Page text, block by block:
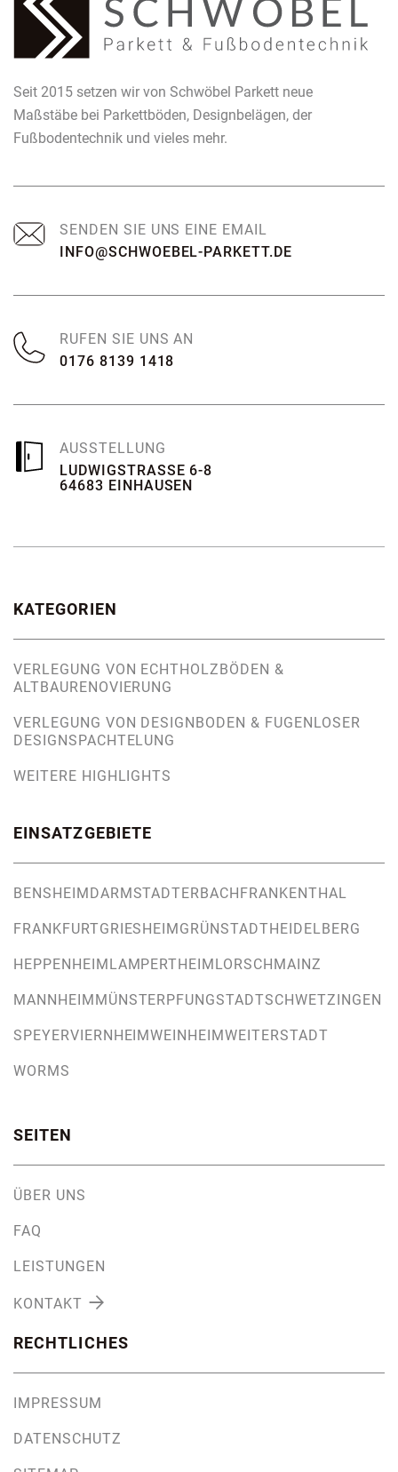
Seit 2015 setzen wir von Schwöbel Parkett neue
Maßstäbe bei Parkettböden, Designbelägen, der
Fußbodentechnik und vieles mehr.
SENDEN SIE UNS EINE EMAIL
INFO@SCHWOEBEL-PARKETT.DE
RUFEN SIE UNS AN
0176 8139 1418
AUSSTELLUNG
LUDWIGSTRASSE 6-8
64683 EINHAUSEN
KATEGORIEN
VERLEGUNG VON ECHTHOLZBÖDEN &
ALTBAURENOVIERUNG
VERLEGUNG VON DESIGNBODEN & FUGENLOSER
DESIGNSPACHTELUNG
WEITERE HIGHLIGHTS
EINSATZGEBIETE
BENSHEIMDARMSTADTERBACHFRANKENTHAL
FRANKFURTGRIESHEIMGRÜNSTADTHEIDELBERG
HEPPENHEIMLAMPERTHEIMLORSCHMAINZ
MANNHEIMMÜNSTERPFUNGSTADTSCHWETZINGEN
SPEYERVIERNHEIMWEINHEIMWEITERSTADT
WORMS
SEITEN
ÜBER UNS
FAQ
LEISTUNGEN
KONTAKT 
RECHTLICHES
IMPRESSUM
DATENSCHUTZ